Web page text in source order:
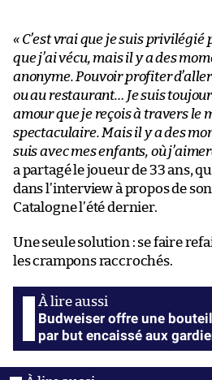
« C’est vrai que je suis
que j’ai vécu, mais il y a des
anonyme. Pouvoir profiter
ou au restaurant… Je suis
amour que je reçois à travers le
spectaculaire. Mais il y a des
suis avec mes enfants, où
a partagé le joueur de 33 ans,
dans l’interview à propos de
Catalogne l’été dernier.
Une seule solution : se faire
les crampons raccrochés.
Budweiser offre une
par but encaissé aux